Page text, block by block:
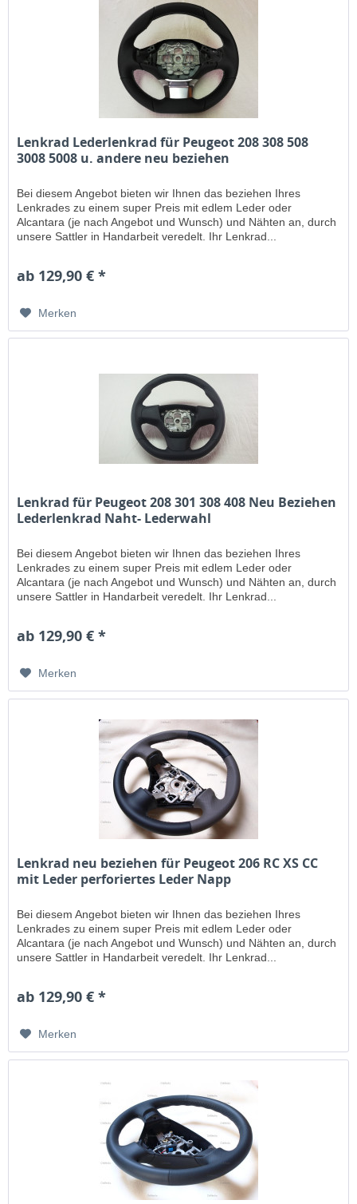
Lenkrad Lederlenkrad für Peugeot 208 308 508
3008 5008 u. andere neu beziehen
Bei diesem Angebot bieten wir Ihnen das beziehen Ihres
Lenkrades zu einem super Preis mit edlem Leder oder
Alcantara (je nach Angebot und Wunsch) und Nähten an, durch
unsere Sattler in Handarbeit veredelt. Ihr Lenkrad...
ab 129,90 € *
Merken
Lenkrad für Peugeot 208 301 308 408 Neu Beziehen
Lederlenkrad Naht- Lederwahl
Bei diesem Angebot bieten wir Ihnen das beziehen Ihres
Lenkrades zu einem super Preis mit edlem Leder oder
Alcantara (je nach Angebot und Wunsch) und Nähten an, durch
unsere Sattler in Handarbeit veredelt. Ihr Lenkrad...
ab 129,90 € *
Merken
Lenkrad neu beziehen für Peugeot 206 RC XS CC
mit Leder perforiertes Leder Napp
Bei diesem Angebot bieten wir Ihnen das beziehen Ihres
Lenkrades zu einem super Preis mit edlem Leder oder
Alcantara (je nach Angebot und Wunsch) und Nähten an, durch
unsere Sattler in Handarbeit veredelt. Ihr Lenkrad...
ab 129,90 € *
Merken